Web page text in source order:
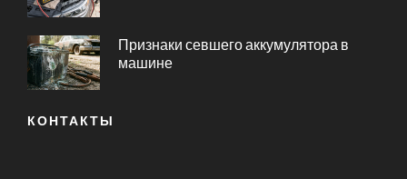
Признаки севшего аккумулятора в
машине
КОНТАКТЫ